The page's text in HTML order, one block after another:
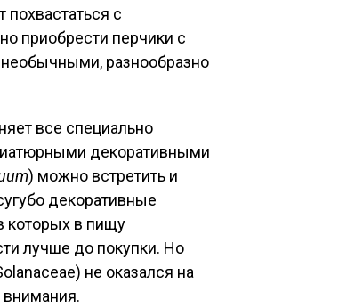
с
приобрести перчики с
разнообразно
все специально
декоративными
) можно встретить и
декоративные
которых в пищу
лучше до покупки. Но
не оказался на
внимания.